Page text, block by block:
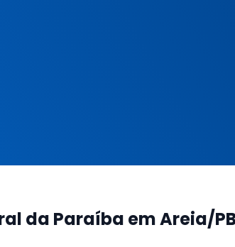
da Paraíba em Areia/